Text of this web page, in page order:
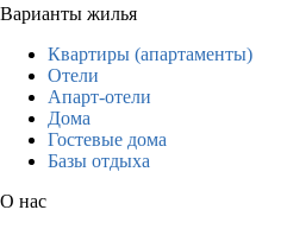
Варианты жилья
Квартиры (апартаменты)
Отели
Апарт-отели
Дома
Гостевые дома
Базы отдыха
О нас